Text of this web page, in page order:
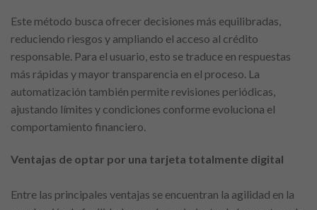
Este método busca ofrecer decisiones más equilibradas,
reduciendo riesgos y ampliando el acceso al crédito
responsable. Para el usuario, esto se traduce en respuestas
más rápidas y mayor transparencia en el proceso. La
automatización también permite revisiones periódicas,
ajustando límites y condiciones conforme evoluciona el
comportamiento financiero.
Ventajas de optar por una tarjeta totalmente digital
Entre las principales ventajas se encuentran la agilidad en la